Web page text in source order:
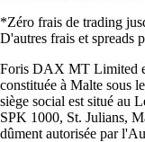
*Zéro frais de trading
D'autres frais et spreads
Foris DAX MT Limited
constituée à Malte sous
siège social est situé au
SPK 1000, St. Julians,
dûment autorisée par